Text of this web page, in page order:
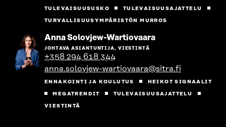
TULEVAISUUSUSKO
TULEVAISUUSAJATTELU
TURVALLISUUSYMPÄRISTÖN MURROS
Anna Solovjew-WartiovaaraSiirry
JOHTAVA ASIANTUNTIJA, VIESTINTÄ
+358 294 618 344
anna.solovjew-wartiovaara@sitra.fi
ENNAKOINTI JA KOULUTUS
HEIKOT SIGNAALIT
MEGATRENDIT
TULEVAISUUSAJATTELU
VIESTINTÄ